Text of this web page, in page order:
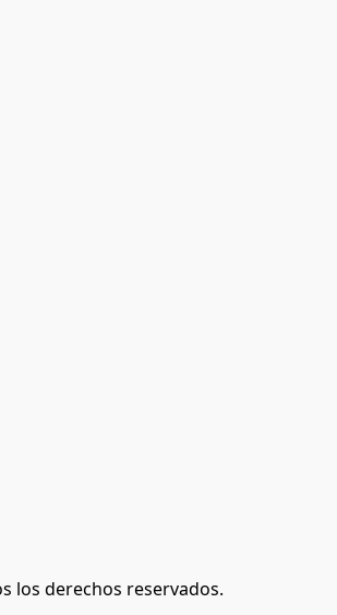
los derechos reservados.